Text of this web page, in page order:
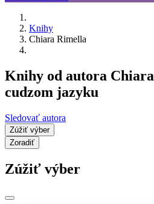
Knihy
Chiara Rimella
Knihy od autora
cudzom jazyku
Sledovať autora
Zúžiť výber
Zoradiť
Zúžiť výber